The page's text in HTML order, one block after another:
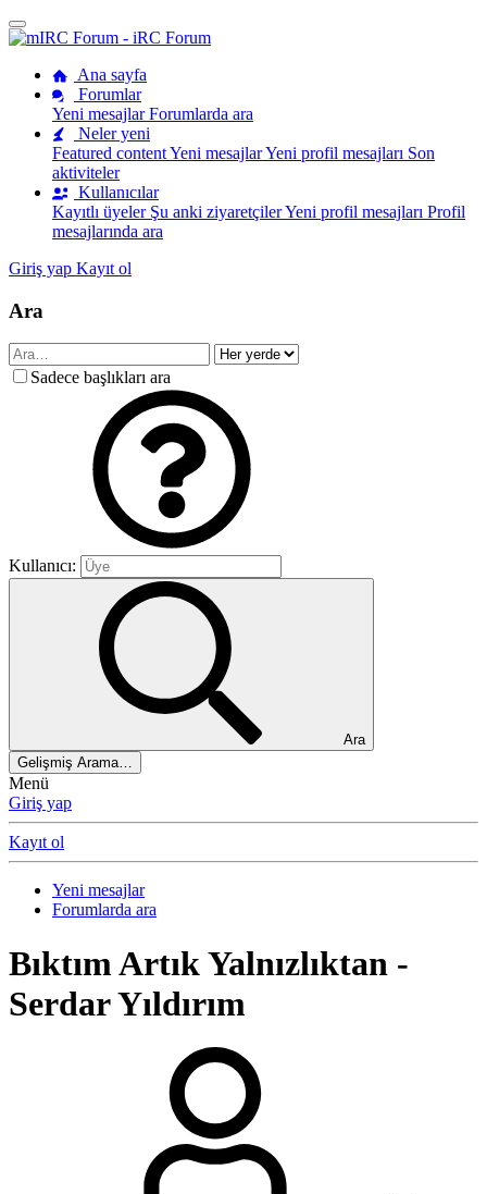
Ana sayfa
Forumlar
Yeni mesajlarForumlarda ara
Neler yeni
Featured contentYeni mesajlarYeni profil mesajları Son
aktiviteler
Kullanıcılar
Kayıtlı üyeler Şu anki ziyaretçilerYeni profil mesajları Profil
mesajlarında ara
Giriş yap Kayıt ol
Ara
Sadece başlıkları ara
Kullanıcı:
Ara
Gelişmiş Arama…
Menü
Giriş yap
Kayıt ol
Yeni mesajlar
Forumlarda ara
Bıktım Artık Yalnızlıktan -
Serdar Yıldırım